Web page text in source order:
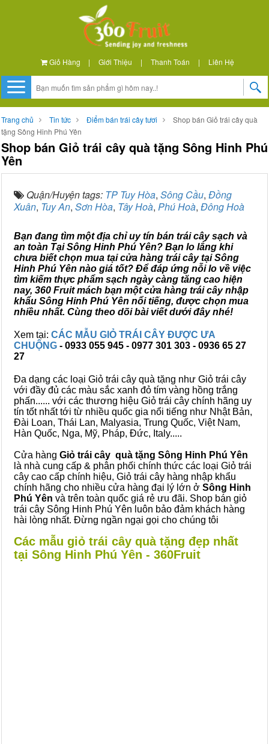
Giỏ Hàng | Giới Thiệu | Thanh Toán | Liên Hệ
Trang chủ Tin tức Điểm bán trái cây tươi
Shop bán Giỏ trái cây quà
tặng Sông Hinh Phú Yên
Shop bán Giỏ trái cây quà tặng Sông Hinh Phú
Yên
Quận/Huyện tags: TP Tuy Hòa, Sông Cầu, Đồng
Xuân, Tuy An, Sơn Hòa, Tây Hoà, Phú Hoà, Đông Hoà
Bạn đang tìm một địa chỉ uy tín bán trái cây sạch và
an toàn Tại Sông Hinh Phú Yên? Bạn lo lắng khi
chưa biết chọn mua tại cửa hàng trái cây tại Sông
Hinh Phú Yên nào giá tốt? Để đáp ứng nỗi lo về việc
tìm kiếm thực phẩm sạch ngày càng tăng cao hiện
nay, 360 Fruit mách bạn một cửa hàng trái cây nhập
khẩu Sông Hinh Phú Yên nổi tiếng, được chọn mua
nhiều nhất. Cùng theo dõi bài viết dưới đây nhé!
Xem tại: CÁC MẪU GIỎ TRÁI CÂY ĐƯỢC ƯA
CHUỘNG - 0933 055 945 - 0977 301 303 - 0936 65 27
27
Đa dạng các loại Giỏ trái cây quà tặng như Giỏ trái cây
với đầy đủ các màu sắc xanh đỏ tím vàng hồng trắng
phấn...... với các thương hiệu Giỏ trái cây chính hãng uy
tín tốt nhất tới từ nhiều quốc gia nổi tiếng như Nhật Bản,
Đài Loan, Thái Lan, Malyasia, Trung Quốc, Việt Nam,
Hàn Quốc, Nga, Mỹ, Pháp, Đức, Italy.....
Cửa hàng Giỏ trái cây quà tặng Sông Hinh Phú Yên
là nhà cung cấp & phân phối chính thức các loại Giỏ trái
cây cao cấp chính hiệu, Giỏ trái cây hàng nhập khẩu
chính hãng cho nhiều cửa hàng đại lý lớn ở Sông Hinh
Phú Yên và trên toàn quốc giá rẻ ưu đãi. Shop bán giỏ
trái cây Sông Hinh Phú Yên luôn bảo đảm khách hàng
hài lòng nhất. Đừng ngần ngại gọi cho chúng tôi
Các mẫu giỏ trái cây quà tặng đẹp nhất
tại Sông Hinh Phú Yên - 360Fruit